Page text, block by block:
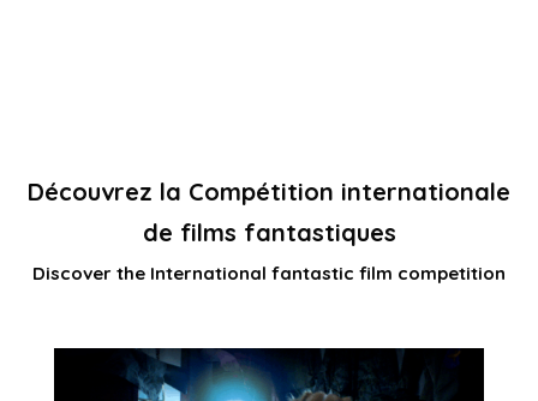
Découvrez la Compétition internationale
de films fantastiques
Discover the International fantastic film competition